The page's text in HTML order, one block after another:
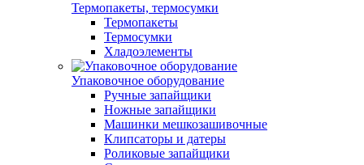
Термопакеты, термосумки
Термопакеты
Термосумки
Хладоэлементы
Упаковочное оборудование
Ручные запайщики
Ножные запайщики
Машинки мешкозашивочные
Клипсаторы и датеры
Роликовые запайщики